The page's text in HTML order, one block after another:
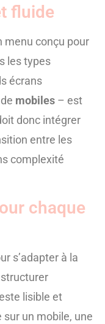
fluide
menu conçu pour
les types
écrans
mobiles – est
donc intégrer
entre les
complexité
chaque
s’adapter à la
structurer
lisible et
sur un mobile, une